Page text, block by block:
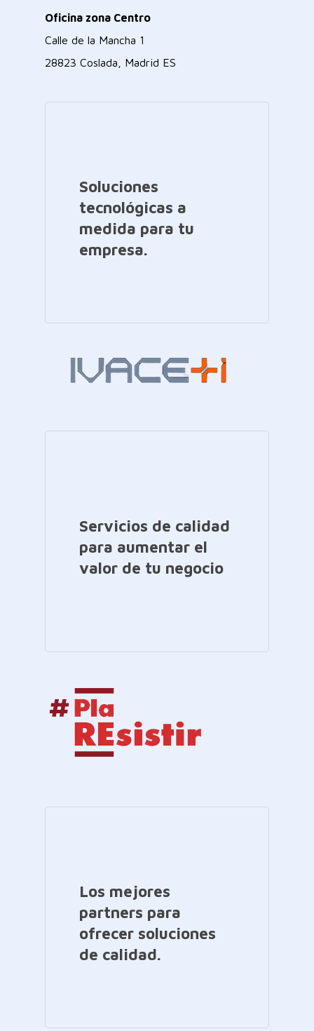
Oficina zona Centro
Calle de la Mancha 1
28823 Coslada, Madrid ES
Soluciones
tecnológicas a
medida para tu
empresa.
Servicios de calidad
para aumentar el
valor de tu negocio
Los mejores
partners para
ofrecer soluciones
de calidad.